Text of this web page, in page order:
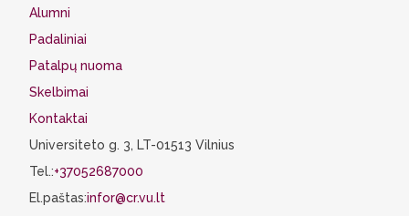
Alumni
Padaliniai
Patalpų nuoma
Skelbimai
Kontaktai
Universiteto g. 3, LT-01513 Vilnius
Tel.:+37052687000
El.paštas:infor@cr.vu.lt